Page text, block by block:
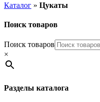
Каталог » Цукаты
Поиск товаров
Поиск товаров
×
Разделы каталога